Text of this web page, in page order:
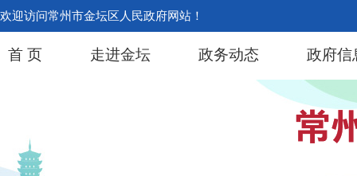
欢迎访问常州市金坛区人民政府网站！
首 页 走进金坛 政务动态 政府信